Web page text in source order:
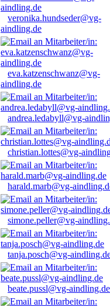
veronika.hundseder@vg-
aindling.de
eva.katzenschwanz@vg-
aindling.de
andrea.ledabyll@vg-
christian.lottes@vg-
harald.marb@vg-
simone.peller@vg-
tanja.posch@vg-
beate.pussl@vg-aindling.de